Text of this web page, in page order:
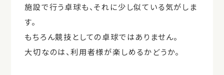
施設で行う卓球も、それに少し似ている気がしま
す。
もちろん競技としての卓球ではありません。
大切なのは、利用者様が楽しめるかどうか。